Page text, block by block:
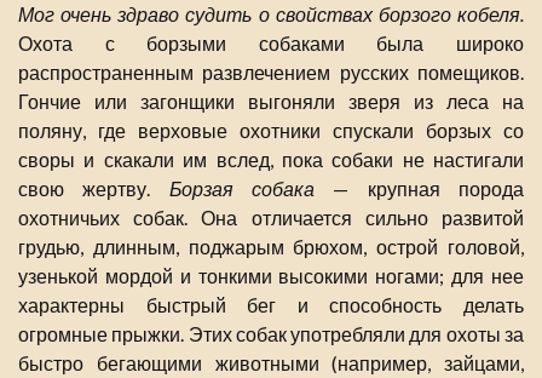
Мог очень здраво судить о свойствах борзого кобеля.
Охота с борзыми собаками была широко
распространенным развлечением русских помещиков.
Гончие или загонщики выгоняли зверя из леса на
поляну, где верховые охотники спускали борзых со
своры и скакали им вслед, пока собаки не настигали
свою жертву. Борзая собака — крупная порода
охотничьих собак. Она отличается сильно развитой
грудью, длинным, поджарым брюхом, острой головой,
узенькой мордой и тонкими высокими ногами; для нее
характерны быстрый бег и способность делать
огромные прыжки. Этих собак употребляли для охоты за
быстро бегающими животными (например, зайцами,